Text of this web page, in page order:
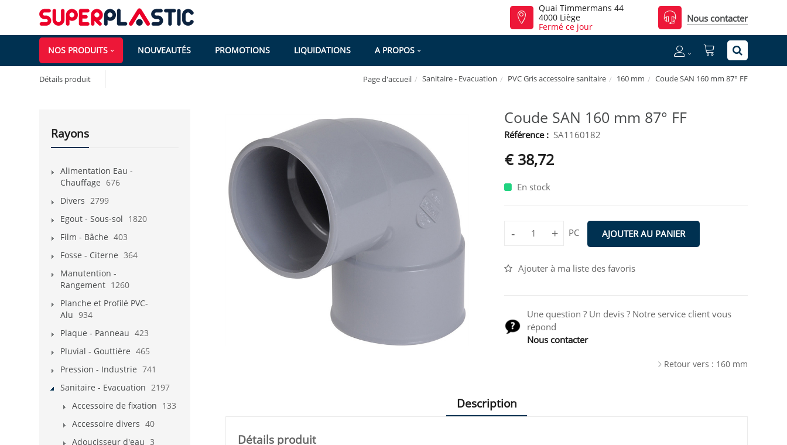
Quai Timmermans 44
4000 Liège
Fermé ce jour
Nous contacter
NOS PRODUITS NOUVEAUTÉS PROMOTIONS LIQUIDATIONS A PROPOS
Détails produit Page d'accueil Sanitaire - Evacuation PVC Gris accessoire sanitaire 160 mm Coude SAN 160 mm 87° FF
Coude SAN 160 mm 87° FF
Référence : SA1160182
€ 38,72
En stock
- + PC AJOUTER AU PANIER
Ajouter à ma liste des favoris
Une question ? Un devis ? Notre service client vous
répond
Nous contacter
Retour vers : 160 mm
Description
Détails produit
Rayons
Alimentation Eau -
Chauffage 676
Divers 2799
Egout - Sous-sol 1820
Film - Bâche 403
Fosse - Citerne 364
Manutention -
Rangement 1260
Planche et Profilé PVC-
Alu 934
Plaque - Panneau 423
Pluvial - Gouttière 465
Pression - Industrie 741
Sanitaire - Evacuation 2197
Accessoire de fixation 133
Accessoire divers 40
Adoucisseur d'eau 3